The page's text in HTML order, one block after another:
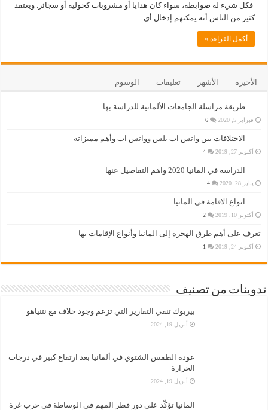
فكل شيء له ضوابطه، سواء كان هدايا أو مشروبات كحولية أو سجائر. ويعتقد
كثير من الناس أنه يمكنهم إدخال أي …
أكمل القراءة »
الأخيرة الأشهر تعليقات الوسوم
طريقة مراسلة الجامعات الألمانية للدراسة بها
فبراير 5, 2020 6
الاختلافات بين واتس اب بلس وواتس اب وأهم مميزاته
أكتوبر 27, 2019 4
الدراسة في المانيا 2020 واهم التفاصيل عنها
يناير 28, 2020 4
انواع الاقامة في المانيا
أكتوبر 10, 2019 2
تعرف على أهم طرق الهجرة إلى المانيا وأنواع الإقامات بها
أكتوبر 24, 2019 1
تدوينات من تصنيف
بيربوك تنفي التقارير التي تزعم وجود خلاف مع نتنياهو
أبريل 19, 2024
عودة الطقس الشتوي في ألمانيا بعد ارتفاع كبير في درجات
الحرارة
أبريل 19, 2024
المانيا تؤكّد على دور قطر المهم في الوساطة في حرب غزة